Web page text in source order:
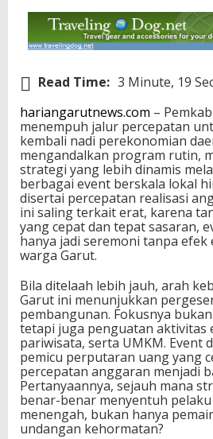
Read Time: 3 Minute, 19
hariangarutnews.com –
menempuh jalur percepatan
kembali nadi perekonomian
mengandalkan program rutin,
strategi yang lebih dinamis
berbagai event berskala lokal
disertai percepatan realisasi
ini saling terkait erat, karena
yang cepat dan tepat sasaran,
hanya jadi seremoni tanpa
warga Garut.
Bila ditelaah lebih jauh, arah
Garut ini menunjukkan
pembangunan. Fokusnya
tetapi juga penguatan aktivitas
pariwisata, serta UMKM. Event
pemicu perputaran uang yang
percepatan anggaran menjadi
Pertanyaannya, sejauh mana
benar-benar menyentuh pelaku
menengah, bukan hanya
undangan kehormatan?